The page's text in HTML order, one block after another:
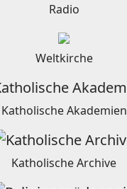
Radio
Weltkirche
Katholische Akademien
Katholische Archive